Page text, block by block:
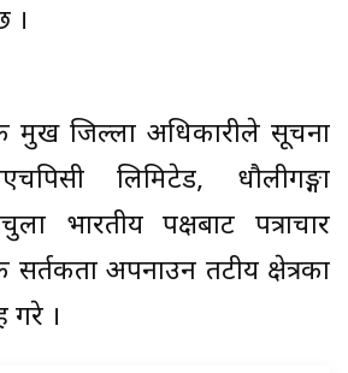
।
प्रमुख जिल्ला अधिकारीले सूचना
लिमिटेड, धौलीगङ्गा
भारतीय पक्षबाट पत्राचार
अपनाउन तटीय क्षेत्रका
गरे ।